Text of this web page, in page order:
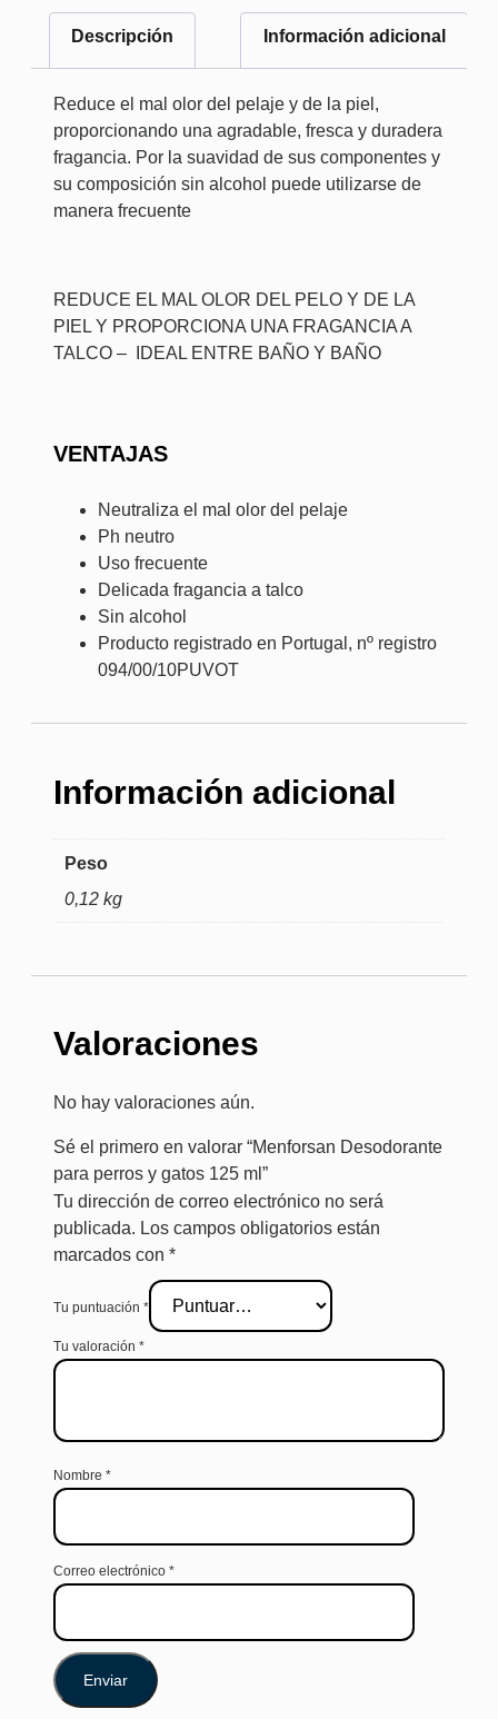
Descripción Información adicional
Reduce el mal olor del pelaje y de la piel,
proporcionando una agradable, fresca y duradera
fragancia. Por la suavidad de sus componentes y
su composición sin alcohol puede utilizarse de
manera frecuente
REDUCE EL MAL OLOR DEL PELO Y DE LA
PIEL Y PROPORCIONA UNA FRAGANCIA A
TALCO – IDEAL ENTRE BAÑO Y BAÑO
VENTAJAS
Neutraliza el mal olor del pelaje
Ph neutro
Uso frecuente
Delicada fragancia a talco
Sin alcohol
Producto registrado en Portugal, nº registro
094/00/10PUVOT
Información adicional
Peso
0,12 kg
Valoraciones
No hay valoraciones aún.
Sé el primero en valorar “Menforsan Desodorante
para perros y gatos 125 ml”
Tu dirección de correo electrónico no será
publicada. Los campos obligatorios están
marcados con *
Tu puntuación *
Tu valoración *
Nombre *
Correo electrónico *